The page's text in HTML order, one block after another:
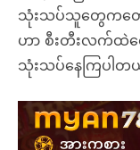
သုံးသပ်သူတွေကတေ
ဟာ စီးတီးလက်ထဲရ
သုံးသပ်နေကြပါတ